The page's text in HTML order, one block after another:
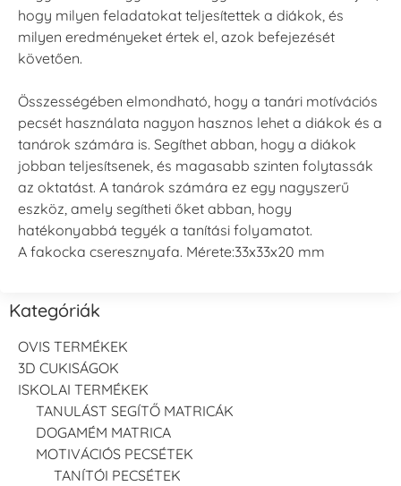
hogy milyen feladatokat teljesítettek a diákok, és
milyen eredményeket értek el, azok befejezését
követően.
Összességében elmondható, hogy a tanári motívációs
pecsét használata nagyon hasznos lehet a diákok és a
tanárok számára is. Segíthet abban, hogy a diákok
jobban teljesítsenek, és magasabb szinten folytassák
az oktatást. A tanárok számára ez egy nagyszerű
eszköz, amely segítheti őket abban, hogy
hatékonyabbá tegyék a tanítási folyamatot.
A fakocka cseresznyafa. Mérete:33x33x20 mm
Kategóriák
OVIS TERMÉKEK
3D CUKISÁGOK
ISKOLAI TERMÉKEK
TANULÁST SEGÍTŐ MATRICÁK
DOGAMÉM MATRICA
MOTIVÁCIÓS PECSÉTEK
TANÍTÓI PECSÉTEK